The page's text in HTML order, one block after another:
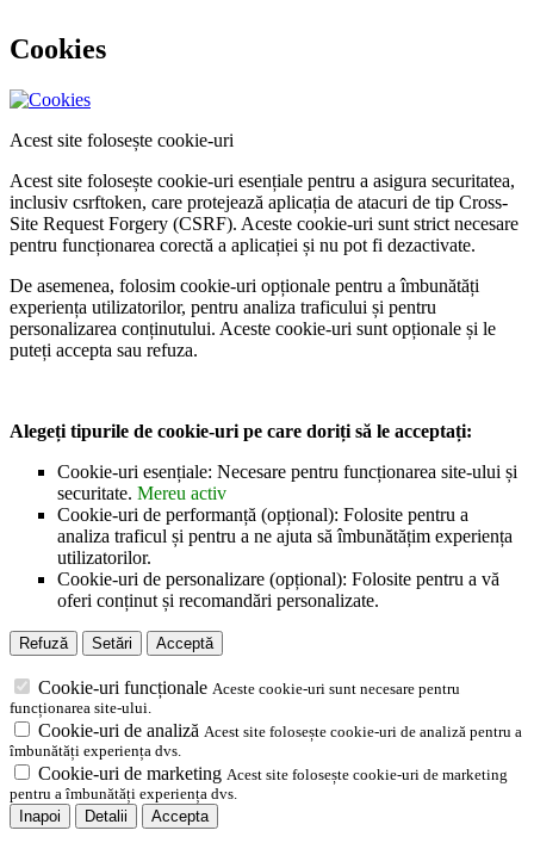
Cookies
Acest site folosește cookie-uri
Acest site folosește cookie-uri esențiale pentru a asigura securitatea,
inclusiv csrftoken, care protejează aplicația de atacuri de tip Cross-
Site Request Forgery (CSRF). Aceste cookie-uri sunt strict necesare
pentru funcționarea corectă a aplicației și nu pot fi dezactivate.
De asemenea, folosim cookie-uri opționale pentru a îmbunătăți
experiența utilizatorilor, pentru analiza traficului și pentru
personalizarea conținutului. Aceste cookie-uri sunt opționale și le
puteți accepta sau refuza.
Alegeți tipurile de cookie-uri pe care doriți să le acceptați:
Cookie-uri esențiale: Necesare pentru funcționarea site-ului și
securitate. Mereu activ
Cookie-uri de performanță (opțional): Folosite pentru a
analiza traficul și pentru a ne ajuta să îmbunătățim experiența
utilizatorilor.
Cookie-uri de personalizare (opțional): Folosite pentru a vă
oferi conținut și recomandări personalizate.
Refuză Setări Acceptă
Cookie-uri funcționale Aceste cookie-uri sunt necesare pentru
funcționarea site-ului.
Cookie-uri de analiză Acest site folosește cookie-uri de analiză pentru a
îmbunătăți experiența dvs.
Cookie-uri de marketing Acest site folosește cookie-uri de marketing
pentru a îmbunătăți experiența dvs.
Inapoi
Detalii Accepta